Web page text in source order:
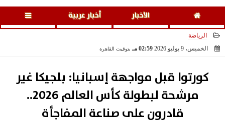
الأخبار أخبار عربية
الرياضة
الخميس، 9 يوليو 2026
02:59 مـ بتوقيت القاهرة
كورتوا قبل مواجهة إسبانيا: بلجيكا غير
مرشحة لبطولة كأس العالم 2026..
قادرون على صناعة المفاجأة